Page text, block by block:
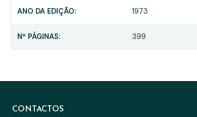
ANO DA EDIÇÃO: 1973
Nº PÁGINAS: 399
CONTACTOS